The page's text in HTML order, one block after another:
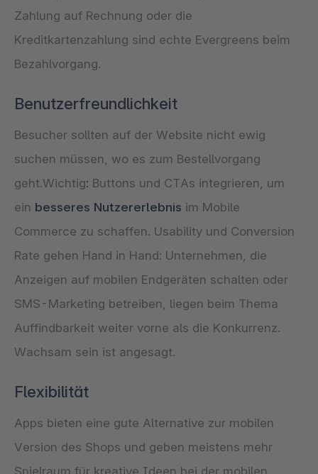
Zahlung auf Rechnung oder die
Kreditkartenzahlung sind echte Evergreens beim
Bezahlvorgang.
Benutzerfreundlichkeit
Besucher sollten auf der Website nicht ewig
suchen müssen, wo es zum Bestellvorgang
geht.Wichtig: Buttons und CTAs integrieren, um
ein besseres Nutzererlebnis im Mobile
Commerce zu schaffen. Usability und Conversion
Rate gehen Hand in Hand: Unternehmen, die
Anzeigen auf mobilen Endgeräten schalten oder
SMS-Marketing betreiben, liegen beim Thema
Auffindbarkeit weiter vorne als die Konkurrenz.
Wachsam sein ist angesagt.
Flexibilität
Apps bieten eine gute Alternative zur mobilen
Version des Shops und geben meistens mehr